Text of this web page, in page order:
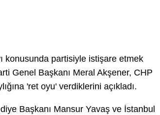
konusunda partisiyle istişare etmek
Genel Başkanı Meral Akşener, CHP
'ret oyu' verdiklerini açıkladı.
Başkanı Mansur Yavaş ve İstanbul